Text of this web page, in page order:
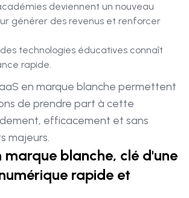
deviennent un nouveau
générer des revenus et renforcer
technologies éducatives connaît
rapide.
en marque blanche permettent
de prendre part à cette
efficacement et sans
majeurs.
marque blanche, clé d'une
rapide et